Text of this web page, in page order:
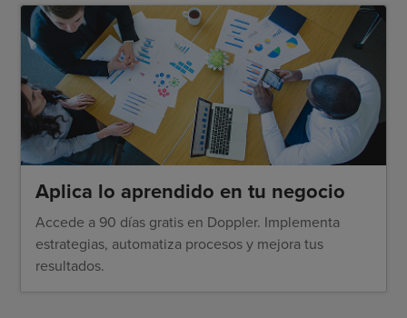
Aplica lo aprendido en tu negocio
Accede a 90 días gratis en Doppler. Implementa
estrategias, automatiza procesos y mejora tus
resultados.